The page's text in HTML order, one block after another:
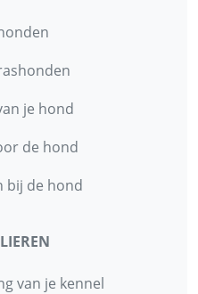
je hond
de hond
bij de hond
van je kennel